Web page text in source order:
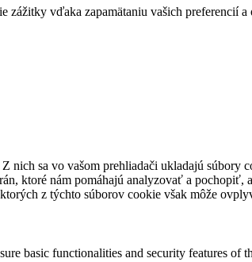
vďaka zapamätaniu vašich preferencií
sa vo vašom prehliadači ukladajú súbory
ktoré nám pomáhajú analyzovať a
z týchto súborov cookie však môže
basic functionalities and security features of